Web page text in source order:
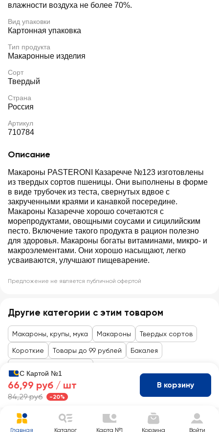
влажности воздуха не более 70%.
Вид упаковки
Картонная упаковка
Тип продукта
Макаронные изделия
Сорт
Твердый
Страна
Россия
Артикул
710784
Описание
Макароны PASTERONI Казаречче №123 изготовлены
из твердых сортов пшеницы. Они выполнены в форме
в виде трубочек из теста, свернутых вдвое с
закрученными краями и канавкой посередине.
Макароны Казаречче хорошо сочетаются с
морепродуктами, овощными соусами и сицилийским
песто. Включение такого продукта в рацион полезно
для здоровья. Макароны богаты витаминами, микро- и
макроэлементами. Они хорошо насыщают, легко
усваиваются, улучшают пищеварение.
Предложение не является публичной офертой
Другие категории с этим товаром
Макароны, крупы, мука Макароны Твердых сортов
Короткие Товары до 99 рублей Бакалея
С Картой №1
66,99 руб / шт
84,29 руб -20%
В корзину
Главная Каталог Карта №1 Корзина Войти